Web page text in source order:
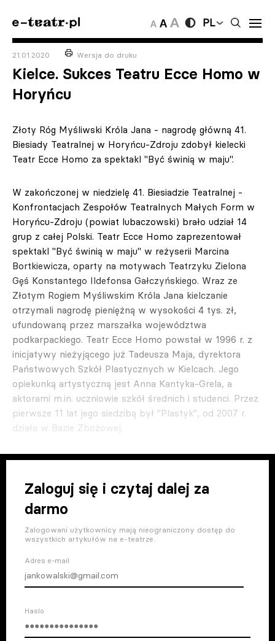
PL
21.01.2020 Wersja do druku
Kielce. Sukces Teatru Ecce Homo w
Horyńcu
Złoty Róg Myśliwski Króla Jana - nagrodę główną 41.
Biesiady Teatralnej w Horyńcu-Zdroju zdobył kielecki
Teatr Ecce Homo za spektakl "Być świnią w maju".
W zakończonej w niedzielę 41. Biesiadzie Teatralnej -
Konfrontacjach Zespołów Teatralnych Małych Form w
Horyńcu-Zdroju (powiat lubaczowski) brało udział 14
grup z całej Polski. Teatr Ecce Homo zaprezentował
spektakl "Być świnią w maju" w reżyserii Marcina
Bortkiewicza, oparty na motywach Teatrzyku Zielona
Gęś Konstantego Ildefonsa Gałczyńskiego. Wraz ze
Złotym Rogiem Myśliwskim Króla Jana kielczanie
otrzymali nagrodę pieniężną w wysokości 4 tys. zł,
ufundowaną przez marszałka województwa
podkarpackiego. Teatr Ecce Homo powstał w 1996 r. z
inicjatywy nieżyjącego już Tadeusza Maja, dyrektora
Państwowych Szkół Plastycznych w Kielcach. Jego
opiekunką artystyczną jest Anna Kantyka-Grela, a
aktorami m.in. uczniowie szkół średnich i studenci. Przez
pierwsze 11 lat jego siedzibą był "Plastyk", od 2007 r.
działa w Bazie Zbożowej.
Zaloguj się i czytaj dalej za
darmo
Zalogowani użytkownicy mają nieograniczony dostęp do
wszystkich artykułów na e-teatrze.
Adres e-mail
Haslo